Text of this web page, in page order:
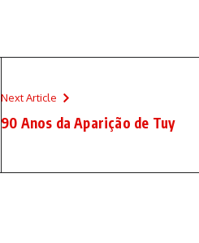
Next Article
90 Anos da Aparição de Tuy